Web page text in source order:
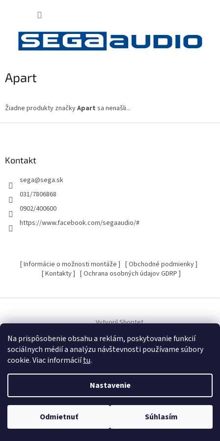
Na prispôsobenie obsahu a reklám, poskytovanie funkcií
sociálnych médií a analýzu návštevnosti používame súbory
cookie. Viac informáciítu.
Nastavenie
Odmietnuť Súhlasím
Apart
Žiadne produkty značkyApart sa nenašli...
Kontakt
sega@sega.sk
031/7806868
0902/400600
https://www.facebook.com/segaaudio/#
[ Informácie o možnosti montáže ] [ Obchodné podmienky ]
[ Kontakty ] [ Ochrana osobných údajov GDRP ]
Vytvoril Shoptet
Copyright 2026SEGA Audio. Všetky práva vyhradené. Upraviť
nastavenie cookies